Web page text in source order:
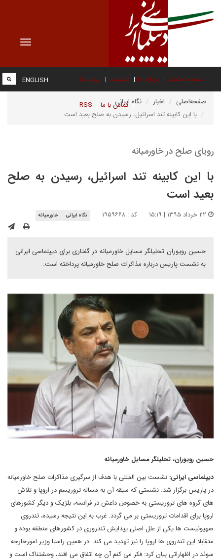
Toggle
صفحه نخست درباره ما عضویت پیوند ها
تماس با ما RSS
ENGLISH
صفحه‌اصلی اخبار
نگاه ایرانی
با این کابینه تند اسرائیل، رسیدن به صلح بعید است
رویای صلح در خاورمیانه
با این کابینه تند اسرائیل، رسیدن به صلح
بعید است
کد : ۱۹۵۹۶۶۸ نگاه ایرانی خاورمیانه
حسین رویوران تحلیلگر مسایل خاورمیانه در گفتاری برای دیپلماسی ایرانی
به نشست پاریس درباره مذاکرات صلح خاورمیانه پرداخته است.
حسین رویوران، تحلیلگر مسایل خاورمیانه
دیپلماسی ایرانی: نشست بین المللی با هدف از سرگیری مذاکرات صلح خاورمیانه
در پاریس برگزار شد. نشستی که سبقه آن به مساله تروریسم در اروپا و تلاش
های گروه های تروریستی به خصوص داعش در فرانسه، بلژیک و دیگر کشورهای
اروپا برای اقدامات تروریستی بر می گردد. غرب به این نتیجه رسیده، تندروی
صهیونیست ها یکی از علل اصلی یپدایش تندروری در کشورهای منطقه بوده و
متقابلا این تندروی ها اروپا را نیز تهدید می کند. در همین راستا وزیر امورخارجه
سوئد در اظهاراتی بیان کرد: فکر می کنم آن چه اتفاق می افتد، وحشتناک است و